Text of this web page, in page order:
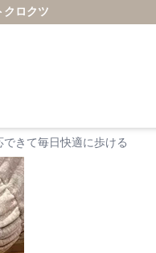
クロクツ
きて毎日快適に歩ける